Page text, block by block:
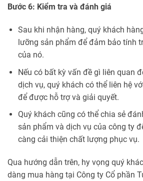
Bước 6: Kiểm tra và đánh giá
Sau khi nhận hàng, quý khách
lưỡng sản phẩm để đảm bảo tính
của nó.
Nếu có bất kỳ vấn đề gì liên quan
dịch vụ, quý khách có thể liên hệ
để được hỗ trợ và giải quyết.
Quý khách cũng có thể chia sẻ
sản phẩm và dịch vụ của công ty
càng cải thiện chất lượng phục vụ.
Qua hướng dẫn trên, hy vọng quý
dàng mua hàng tại Công ty Cổ phần